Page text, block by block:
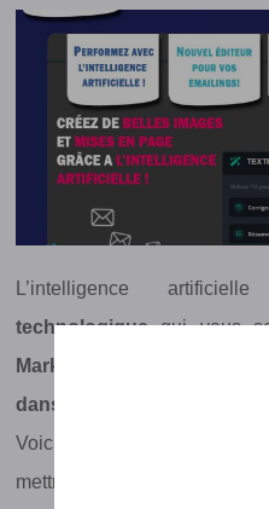
L’intelligence
technologiquequi vous
Marketing
dans vos taux de
Voici quelques exemples
mettre en pratique dés